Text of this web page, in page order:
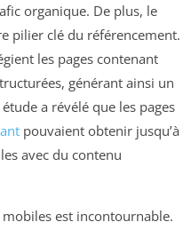
organique. De plus, le
pilier clé du référencement.
les pages contenant
générant ainsi un
a révélé que les pages
pouvaient obtenir jusqu’à
avec du contenu
est incontournable.